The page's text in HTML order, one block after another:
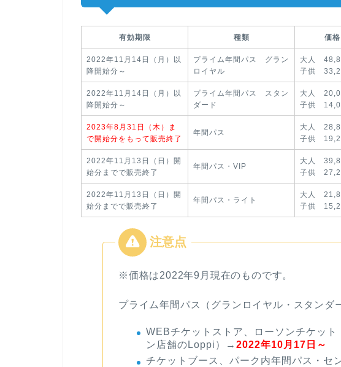
有効期限 種類 価格
2022年11月14日（月）以
降開始分～
プライム年間パス グラン
ロイヤル
大人
子供
2022年11月14日（月）以
降開始分～
プライム年間パス スタン
ダード
大人
子供
2023年8月31日（木）ま
で開始分をもって販売終了
年間パス
大人
子供
2022年11月13日（日）開
始分までで販売終了
年間パス・VIP
大人
子供
2022年11月13日（日）開
始分までで販売終了
年間パス・ライト
大人
子供
※価格は2022年9月現在のものです。
プライム年間パス（グランロイヤル・スタンダ
WEBチケットストア、ローソンチケット
ン店舗のLoppi）→ 2022年10月17日～
チケットブース、パーク内年間パス・